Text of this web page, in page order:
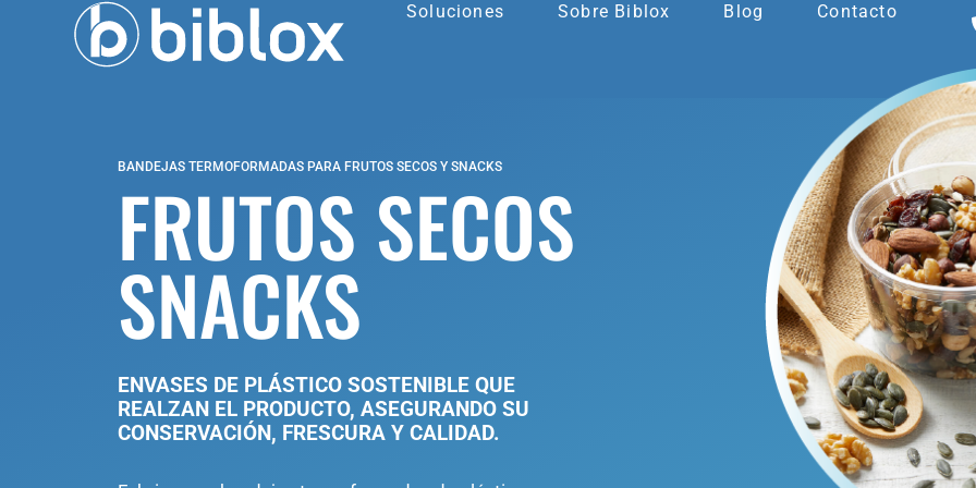
Soluciones Sobre Biblox Blog Contacto
BANDEJAS TERMOFORMADAS PARA FRUTOS SECOS Y SNACKS
FRUTOS SECOS
SNACKS
ENVASES DE PLÁSTICO SOSTENIBLE QUE
REALZAN EL PRODUCTO, ASEGURANDO SU
CONSERVACIÓN, FRESCURA Y CALIDAD.